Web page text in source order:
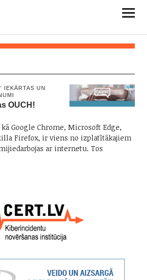
IEKĀRTAS UN
OUCH!
Google Chrome, Microsoft Edge,
Firefox, ir viens no izplatītākajiem
ar internetu. Tos